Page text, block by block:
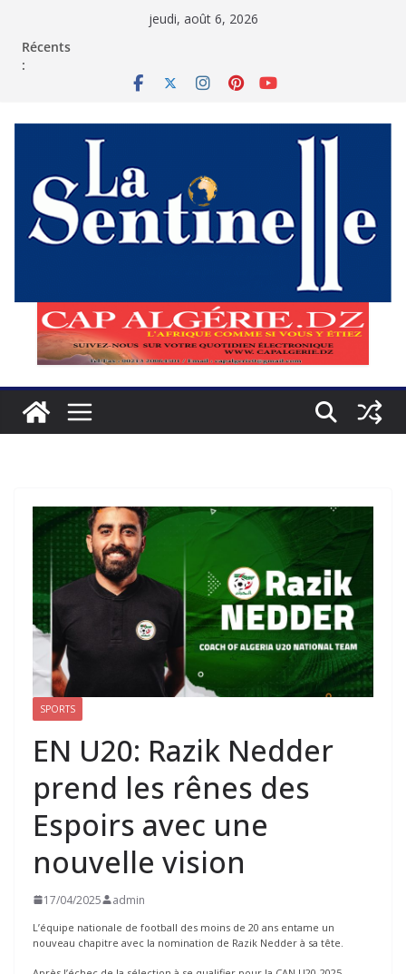
jeudi, août 6, 2026
Récents
:
SPORTS
EN U20: Razik Nedder
prend les rênes des
Espoirs avec une
nouvelle vision
17/04/2025 admin
L’équipe nationale de football des moins de 20 ans entame un
nouveau chapitre avec la nomination de Razik Nedder à sa tête.